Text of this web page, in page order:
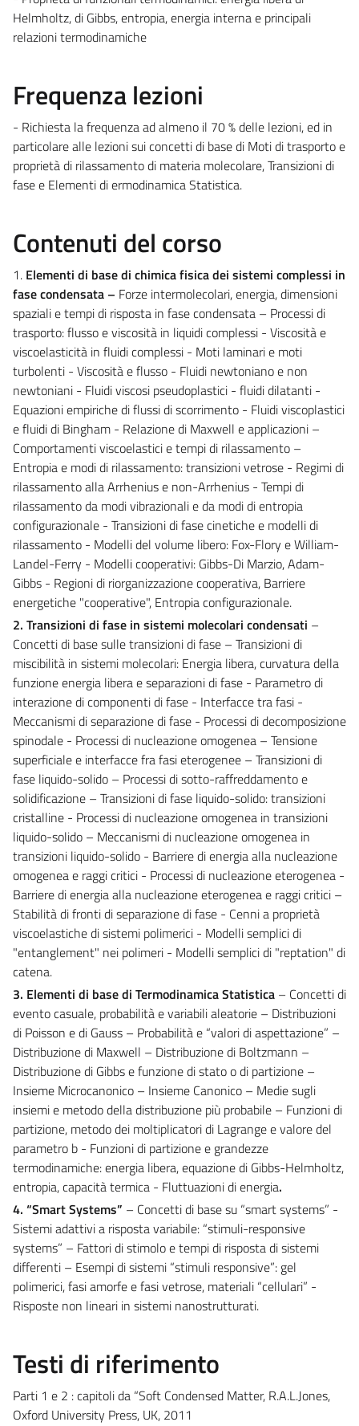
Helmholtz, di Gibbs, entropia, energia interna e principali
relazioni termodinamiche
Frequenza lezioni
- Richiesta la frequenza ad almeno il 70 % delle lezioni, ed in
particolare alle lezioni sui concetti di base di Moti di trasporto e
proprietà di rilassamento di materia molecolare, Transizioni di
fase e Elementi di ermodinamica Statistica.
Contenuti del corso
1. Elementi di base di chimica fisica dei sistemi complessi in
fase condensata – Forze intermolecolari, energia, dimensioni
spaziali e tempi di risposta in fase condensata – Processi di
trasporto: flusso e viscosità in liquidi complessi - Viscosità e
viscoelasticità in fluidi complessi - Moti laminari e moti
turbolenti - Viscosità e flusso - Fluidi newtoniano e non
newtoniani - Fluidi viscosi pseudoplastici - fluidi dilatanti -
Equazioni empiriche di flussi di scorrimento - Fluidi viscoplastici
e fluidi di Bingham - Relazione di Maxwell e applicazioni –
Comportamenti viscoelastici e tempi di rilassamento –
Entropia e modi di rilassamento: transizioni vetrose - Regimi di
rilassamento alla Arrhenius e non-Arrhenius - Tempi di
rilassamento da modi vibrazionali e da modi di entropia
configurazionale - Transizioni di fase cinetiche e modelli di
rilassamento - Modelli del volume libero: Fox-Flory e William-
Landel-Ferry - Modelli cooperativi: Gibbs-Di Marzio, Adam-
Gibbs - Regioni di riorganizzazione cooperativa, Barriere
energetiche "cooperative", Entropia configurazionale.
2. Transizioni di fase in sistemi molecolari condensati –
Concetti di base sulle transizioni di fase – Transizioni di
miscibilità in sistemi molecolari: Energia libera, curvatura della
funzione energia libera e separazioni di fase - Parametro di
interazione di componenti di fase - Interfacce tra fasi -
Meccanismi di separazione di fase - Processi di decomposizione
spinodale - Processi di nucleazione omogenea – Tensione
superficiale e interfacce fra fasi eterogenee – Transizioni di
fase liquido-solido – Processi di sotto-raffreddamento e
solidificazione – Transizioni di fase liquido-solido: transizioni
cristalline - Processi di nucleazione omogenea in transizioni
liquido-solido – Meccanismi di nucleazione omogenea in
transizioni liquido-solido - Barriere di energia alla nucleazione
omogenea e raggi critici - Processi di nucleazione eterogenea -
Barriere di energia alla nucleazione eterogenea e raggi critici –
Stabilità di fronti di separazione di fase - Cenni a proprietà
viscoelastiche di sistemi polimerici - Modelli semplici di
"entanglement" nei polimeri - Modelli semplici di "reptation" di
catena.
3. Elementi di base di Termodinamica Statistica – Concetti di
evento casuale, probabilità e variabili aleatorie – Distribuzioni
di Poisson e di Gauss – Probabilità e “valori di aspettazione” –
Distribuzione di Maxwell – Distribuzione di Boltzmann –
Distribuzione di Gibbs e funzione di stato o di partizione –
Insieme Microcanonico – Insieme Canonico – Medie sugli
insiemi e metodo della distribuzione più probabile – Funzioni di
partizione, metodo dei moltiplicatori di Lagrange e valore del
parametro b - Funzioni di partizione e grandezze
termodinamiche: energia libera, equazione di Gibbs-Helmholtz,
entropia, capacità termica - Fluttuazioni di energia.
4. “Smart Systems” – Concetti di base su “smart systems” -
Sistemi adattivi a risposta variabile: “stimuli-responsive
systems” – Fattori di stimolo e tempi di risposta di sistemi
differenti – Esempi di sistemi “stimuli responsive”: gel
polimerici, fasi amorfe e fasi vetrose, materiali “cellulari” -
Risposte non lineari in sistemi nanostrutturati.
Testi di riferimento
Parti 1 e 2 : capitoli da “Soft Condensed Matter, R.A.L.Jones,
Oxford University Press, UK, 2011